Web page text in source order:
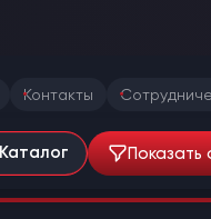
Контакты
Каталог Показать